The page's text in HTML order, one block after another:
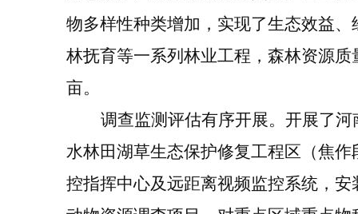
物多样性种类增加，实现了生态效益
林抚育等一系列林业工程，森林资源质
亩。
调查监测 评估有序开展。 开展了河
水林田湖草生态保护修复工程区（焦作
控指挥中心及远距离视频监控系统，